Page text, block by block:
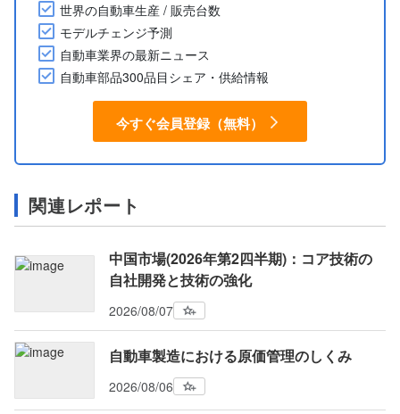
世界の自動車生産 / 販売台数
モデルチェンジ予測
自動車業界の最新ニュース
自動車部品300品目シェア・供給情報
今すぐ会員登録（無料）
関連レポート
中国市場(2026年第2四半期)：コア技術の
自社開発と技術の強化
2026/08/07
自動車製造における原価管理のしくみ
2026/08/06